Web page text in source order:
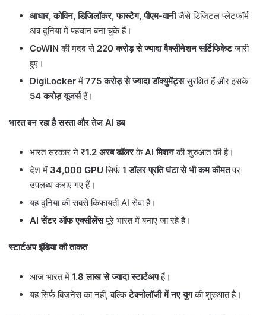
आधार,कोविन,डिजिलॉकर,फास्टैग,पीएम-वानीजैसे डिजिटल प्लेटफॉर्म
अब दुनिया में पहचान बना चुके हैं।
CoWIN की मदद से 220करोड़ से ज्यादा वैक्सीनेशन सर्टिफिकेटजारी
हुए।
DigiLockerमें 775करोड़ से ज्यादा डॉक्युमेंट्ससुरक्षित हैं और इसके
54करोड़ यूजर्सहैं।
भारत बन रहा है सस्ता और तेजAIहब
भारत सरकार ने ₹1.2 अरब डॉलरकेAIमिशनकी शुरुआत की है।
देश में 34,000 GPU सिर्फ1डॉलर प्रति घंटा से भी कम कीमतपर
उपलब्ध कराए गए हैं।
यह दुनिया की सबसे किफायती AI सेवा है।
AIसेंटर ऑफ एक्सीलेंसपूरे भारत में बनाए जा रहे हैं।
स्टार्टअप इंडिया की ताकत
आज भारत में 1.8लाख से ज्यादा स्टार्टअपहैं।
यह सिर्फ बिजनेस का नहीं, बल्किटेक्नोलॉजी में नए युगकी शुरुआत है।